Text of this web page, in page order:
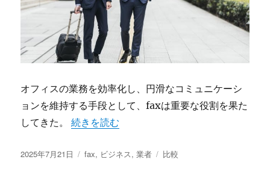
オフィスの業務を効率化し、円滑なコミュニケーシ
ョンを維持する手段として、faxは重要な役割を果た
してきた。“業務効率と安全性を高めるfax業者選びと活
続きを読む
投
2025年7月21日
カ
fax, ビジネス,業者
タ
比較